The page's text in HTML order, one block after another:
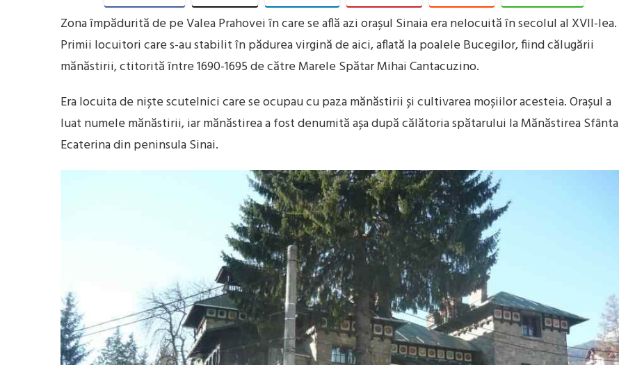
Zona împădurită de pe Valea Prahovei în care se află azi orașul Sinaia era nelocuită în secolul al XVII-lea.
Primii locuitori care s-au stabilit în pădurea virgină de aici, aflată la poalele Bucegilor, fiind călugării
mănăstirii, ctitorită între 1690-1695 de către Marele Spătar Mihai Cantacuzino.
Era locuita de niște scutelnici care se ocupau cu paza mănăstirii și cultivarea moșiilor acesteia. Orașul a
luat numele mănăstirii, iar mănăstirea a fost denumită așa după călătoria spătarului la Mănăstirea Sfânta
Ecaterina din peninsula Sinai.